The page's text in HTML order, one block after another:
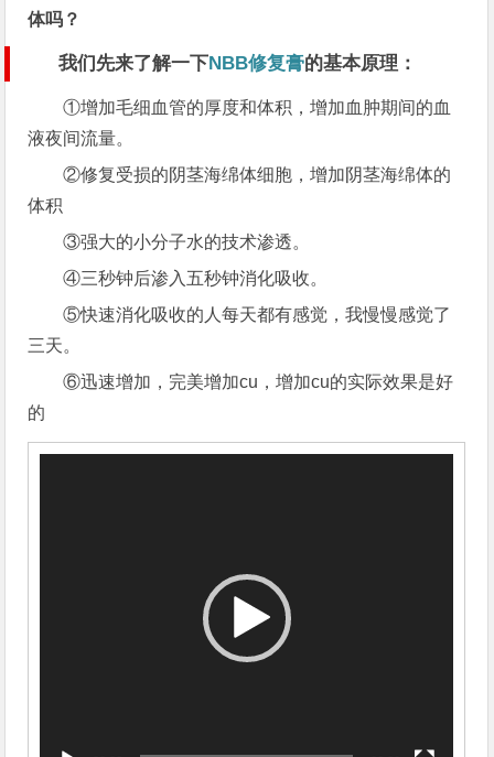
体吗？
我们先来了解一下NBB修复膏的基本原理：
①增加毛细血管的厚度和体积，增加血肿期间的血
液夜间流量。
②修复受损的阴茎海绵体细胞，增加阴茎海绵体的
体积
③强大的小分子水的技术渗透。
④三秒钟后渗入五秒钟消化吸收。
⑤快速消化吸收的人每天都有感觉，我慢慢感觉了
三天。
⑥迅速增加，完美增加cu，增加cu的实际效果是好
的